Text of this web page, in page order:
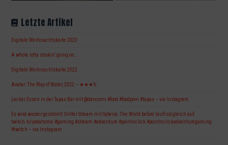
Letzte Artikel
Digitale Weihnachtskarte 2023
A whole lotta shakin‘ going on…
Digitale Weihnachtskarte 2022
Avatar: The Way of Water, 2022 – ★★★½
Lecker Essen in der Tapas Bar mit @dancorni #food #foodporn #tapas – via Instagram
Es wird wieder geströmt! Dritter Stream mit Syberia: The World before läuft ab gleich auf
twitch.tv/yodahome #gaming #stream #adventure #pointnclick #pointnclickadventuregaming
#twitch – via Instagram